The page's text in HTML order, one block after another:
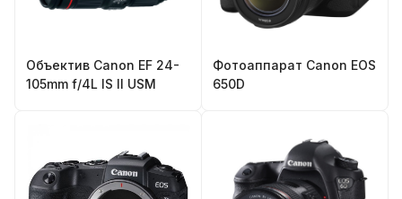
Объектив Canon EF 24-
105mm f/4L IS II USM
Фотоаппарат Canon EOS
650D